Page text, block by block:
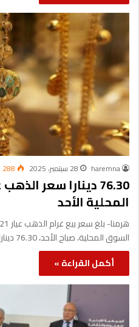
haremna 28 سبتمبر، 2025 288
المحلية الأحد
السوق المحلية، صباح الأحد، 76.30 دينارا لغايات…
أكمل القراءة »